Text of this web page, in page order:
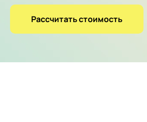
Рассчитать стоимость